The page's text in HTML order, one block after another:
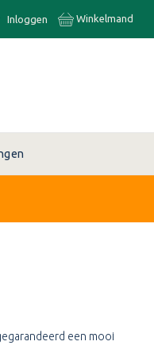
Inloggen Winkelmand
een mooi